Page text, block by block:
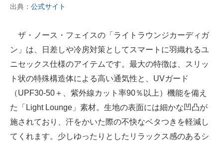
出典： 公式サイト
ザ・ノース・フェイスの「ライトラウンジカーディガ
ン」は、日差しや冷房対策としてスマートに羽織れるユ
ニセックス仕様のアイテムです。最大の特徴は、スリッ
ト状の特殊構造体による高い通気性と、UVガード
（UPF30-50＋、紫外線カット率90％以上）機能を備え
た「Light Lounge」素材。生地の表面には細かな凹凸が
施されており、汗をかいた際の不快なベタつきを軽減し
てくれます。少しゆったりとしたリラックス感のあるシ